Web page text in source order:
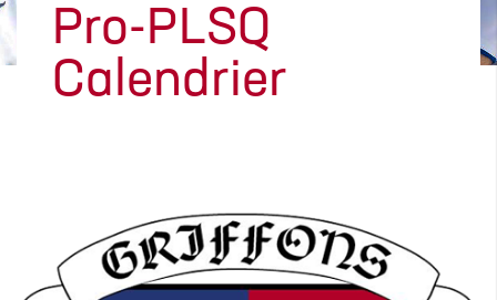
Pro-PLSQ
Calendrier